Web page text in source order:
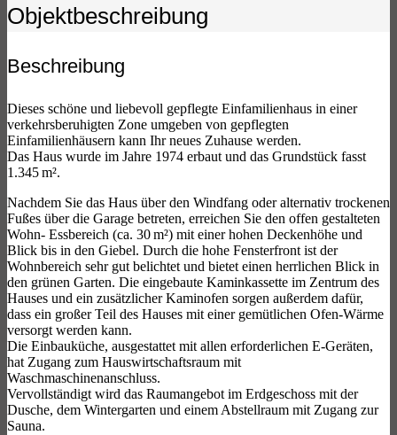
Objekt­beschreibung
Beschreibung
Dieses schöne und liebevoll gepflegte Einfamilienhaus in einer
verkehrsberuhigten Zone umgeben von gepflegten
Einfamilienhäusern kann Ihr neues Zuhause werden.
Das Haus wurde im Jahre 1974 erbaut und das Grundstück fasst
1.345 m².
Nachdem Sie das Haus über den Windfang oder alternativ trockenen
Fußes über die Garage betreten, erreichen Sie den offen gestalteten
Wohn- Essbereich (ca. 30 m²) mit einer hohen Deckenhöhe und
Blick bis in den Giebel. Durch die hohe Fensterfront ist der
Wohnbereich sehr gut belichtet und bietet einen herrlichen Blick in
den grünen Garten. Die eingebaute Kaminkassette im Zentrum des
Hauses und ein zusätzlicher Kaminofen sorgen außerdem dafür,
dass ein großer Teil des Hauses mit einer gemütlichen Ofen-Wärme
versorgt werden kann.
Die Einbauküche, ausgestattet mit allen erforderlichen E-Geräten,
hat Zugang zum Hauswirtschaftsraum mit
Waschmaschinenanschluss.
Vervollständigt wird das Raumangebot im Erdgeschoss mit der
Dusche, dem Wintergarten und einem Abstellraum mit Zugang zur
Sauna.